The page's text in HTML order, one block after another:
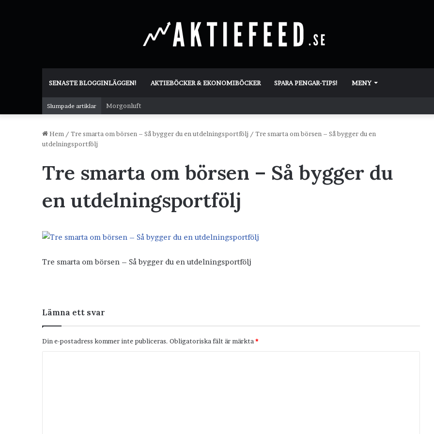
SENASTE BLOGGINLÄGGEN! AKTIEBÖCKER & EKONOMIBÖCKER SPARA PENGAR-TIPS! MENY
Slumpade artiklar Morgonluft
Hem / Tre smarta om börsen – Så bygger du en utdelningsportfölj / Tre smarta om börsen – Så bygger du en
utdelningsportfölj
Tre smarta om börsen – Så bygger du
en utdelningsportfölj
Tre smarta om börsen – Så bygger du en utdelningsportfölj
Lämna ett svar
Din e-postadress kommer inte publiceras. Obligatoriska fält är märkta *